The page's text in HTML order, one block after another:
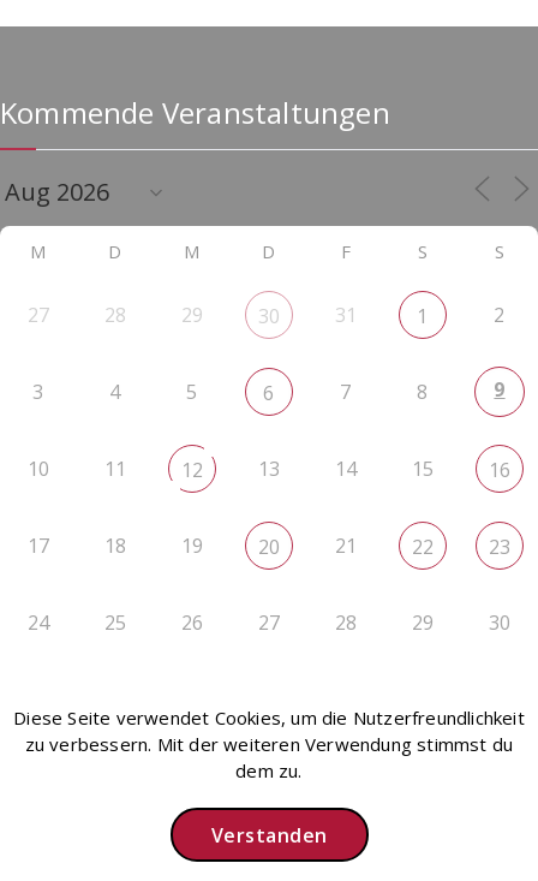
Kommende Veranstaltungen
M D M D F S S
27 28 29 30 31 1 2
3 4 5 6 7 8 9
10 11 12 13 14 15 16
17 18 19 20 21 22 23
24 25 26 27 28 29 30
Impressum Datenschutz
Diese Seite verwendet Cookies, um die Nutzerfreundlichkeit
zu verbessern. Mit der weiteren Verwendung stimmst du
dem zu.
Verstanden